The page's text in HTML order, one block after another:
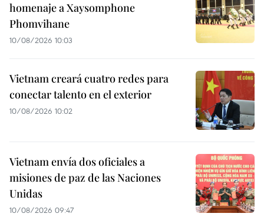
homenaje a Xaysomphone
Phomvihane
10/08/2026 10:03
Vietnam creará cuatro redes para
conectar talento en el exterior
10/08/2026 10:02
Vietnam envía dos oficiales a
misiones de paz de las Naciones
Unidas
10/08/2026 09:47